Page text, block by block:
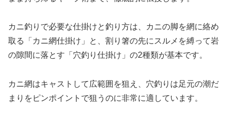
カニ釣りで必要な仕掛けと釣り方は、カニの脚を網に絡め
取る「カニ網仕掛け」と、割り箸の先にスルメを縛って岩
の隙間に落とす「穴釣り仕掛け」の2種類が基本です。
カニ網はキャストして広範囲を狙え、穴釣りは足元の潮だ
まりをピンポイントで狙うのに非常に適しています。